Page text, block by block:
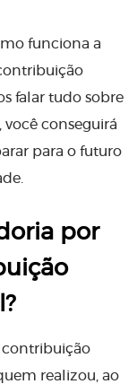
funciona a
falar tudo sobre
conseguirá
para o futuro
por
realizou, ao